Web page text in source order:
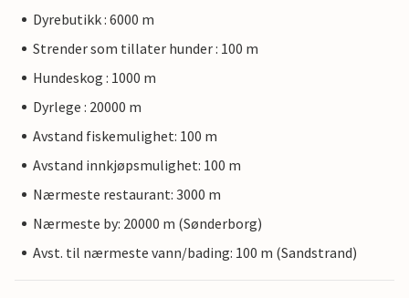
Dyrebutikk : 6000 m
Strender som tillater hunder : 100 m
Hundeskog : 1000 m
Dyrlege : 20000 m
Avstand fiskemulighet: 100 m
Avstand innkjøpsmulighet: 100 m
Nærmeste restaurant: 3000 m
Nærmeste by: 20000 m (Sønderborg)
Avst. til nærmeste vann/bading: 100 m (Sandstrand)